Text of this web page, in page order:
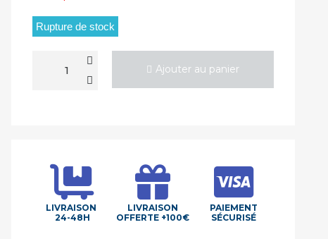
Rupture de stock
Ajouter au panier
LIVRAISON
24-48H
LIVRAISON
OFFERTE +100€
PAIEMENT
SÉCURISÉ